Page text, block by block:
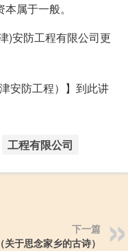
属于一般。
)安防工程有限公司更
安防工程）】到此讲
工程有限公司
下一篇
于思念家乡的古诗）